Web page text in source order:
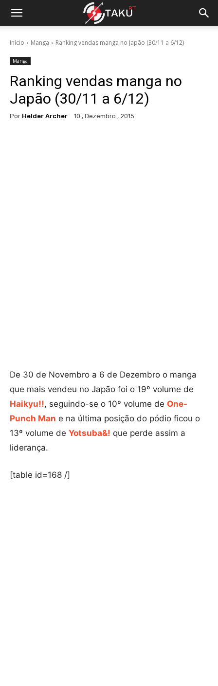
Início Manga Ranking vendas manga no Japão (30/11 a 6/12)
Manga
Ranking vendas manga no
Japão (30/11 a 6/12)
Por Helder Archer 10 , Dezembro , 2015
De 30 de Novembro a 6 de Dezembro o manga
que mais vendeu no Japão foi o 19º volume de
Haikyu!!, seguindo-se o 10º volume de One-
Punch Man e na última posição do pódio ficou o
13º volume de Yotsuba&! que perde assim a
liderança.
[table id=168 /]